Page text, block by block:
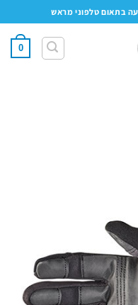
בתאום טלפוני מראש
0